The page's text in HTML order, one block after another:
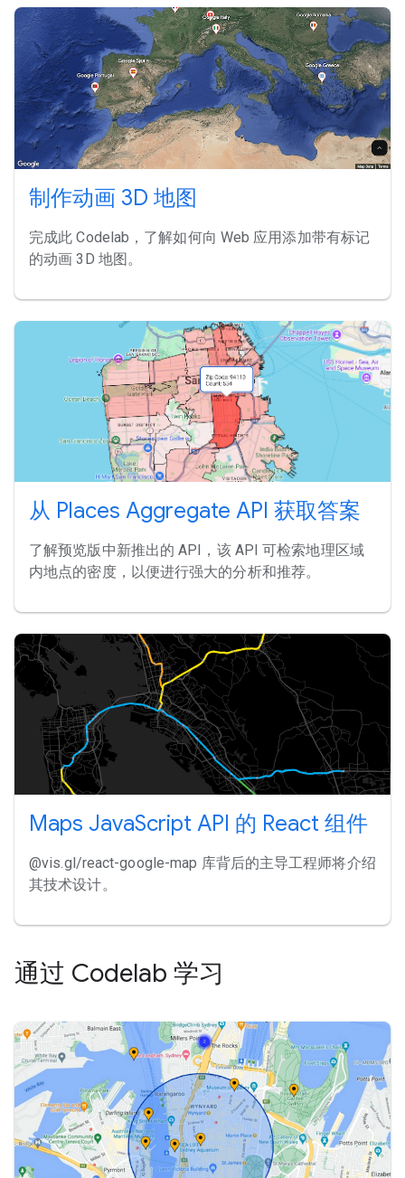
制作动画 3D 地图
完成此 Codelab，了解如何向 Web 应用添加带有标记
的动画 3D 地图。
从 Places Aggregate API 获取答案
了解预览版中新推出的 API，该 API 可检索地理区域
内地点的密度，以便进行强大的分析和推荐。
Maps JavaScript API 的 React 组件
@vis.gl/react-google-map 库背后的主导工程师将介绍
其技术设计。
通过 Codelab 学习